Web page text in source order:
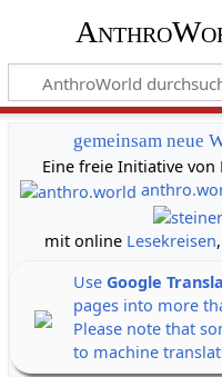
gemeinsam neue
Eine freie Initiative von
mit online Lesekreisen,
Use Google
pages into more
Please note that
to machine